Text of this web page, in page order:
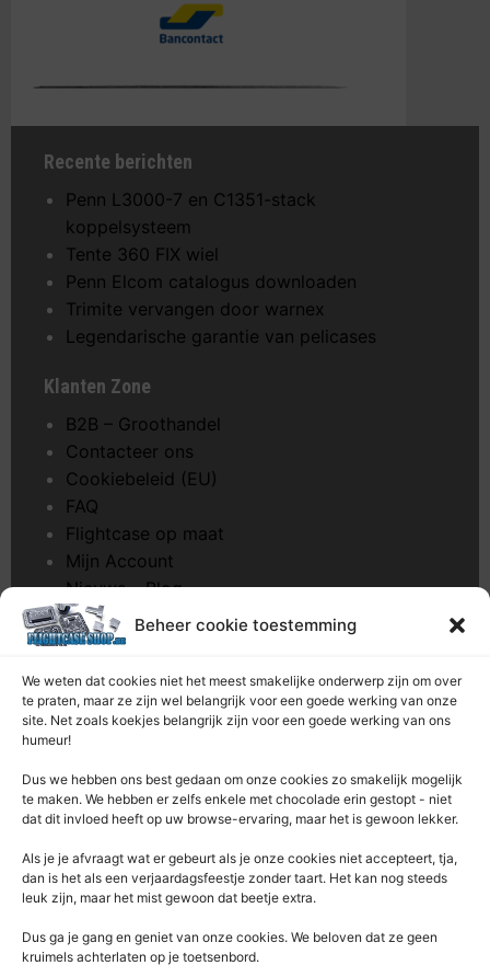
Beheer cookie toestemming
We weten dat cookies niet het meest smakelijke onderwerp zijn om over
te praten, maar ze zijn wel belangrijk voor een goede werking van onze
site. Net zoals koekjes belangrijk zijn voor een goede werking van ons
humeur!
Dus we hebben ons best gedaan om onze cookies zo smakelijk mogelijk
te maken. We hebben er zelfs enkele met chocolade erin gestopt - niet
dat dit invloed heeft op uw browse-ervaring, maar het is gewoon lekker.
Als je je afvraagt ​​wat er gebeurt als je onze cookies niet accepteert, tja,
dan is het als een verjaardagsfeestje zonder taart. Het kan nog steeds
leuk zijn, maar het mist gewoon dat beetje extra.
Dus ga je gang en geniet van onze cookies. We beloven dat ze geen
kruimels achterlaten op je toetsenbord.
Recente berichten
Penn L3000-7 en C1351-stack
koppelsysteem
Tente 360 FIX wiel
Penn Elcom catalogus downloaden
Trimite vervangen door warnex
Legendarische garantie van pelicases
Klanten Zone
B2B – Groothandel
Contacteer ons
Cookiebeleid (EU)
FAQ
Flightcase op maat
Mijn Account
Nieuws – Blog
Onderhoud pagina
Over ons
Privacybeleid
Retourrecht
Winkelwagen
Contacteer Ons
Rentek BV – Protekt
Nieuwpoortlaan 21 / 1
3600 Genk
Limburg – België